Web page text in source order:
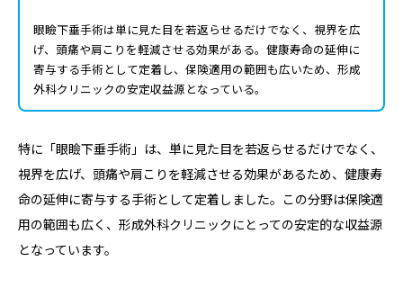
眼瞼下垂手術は単に見た目を若返らせるだけでなく、視界を広
げ、頭痛や肩こりを軽減させる効果がある。健康寿命の延伸に
寄与する手術として定着し、保険適用の範囲も広いため、形成
外科クリニックの安定収益源となっている。
特に「眼瞼下垂手術」は、単に見た目を若返らせるだけでなく、
視界を広げ、頭痛や肩こりを軽減させる効果があるため、健康寿
命の延伸に寄与する手術として定着しました。この分野は保険適
用の範囲も広く、形成外科クリニックにとっての安定的な収益源
となっています。